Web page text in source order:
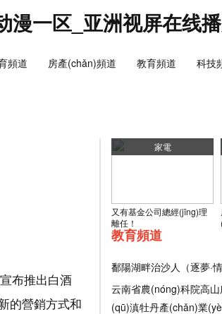
漫一区_亚洲视屏在线
頻道 房產(chǎn)頻道 教育頻道 科技
布推出白酒
的營銷方式和
家電
又有基金公司總經(jīng)理
離任！
教育頻道
鄱陽湖畔治沙人（逐夢·
云南省農(nóng)科院高
(qū)滇牡丹產(chǎn)業